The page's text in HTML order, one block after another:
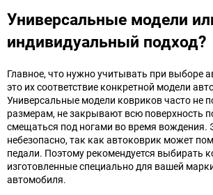
Универсальные модели
индивидуальный подход?
Главное, что нужно учитывать при выборе
это их соответствие конкретной модели
Универсальные модели ковриков часто не
размерам, не закрывают всю поверхность
смещаться под ногами во время вождения.
небезопасно, так как автоковрик может
педали. Поэтому рекомендуется выбирать
изготовленные специально для вашей
автомобиля.